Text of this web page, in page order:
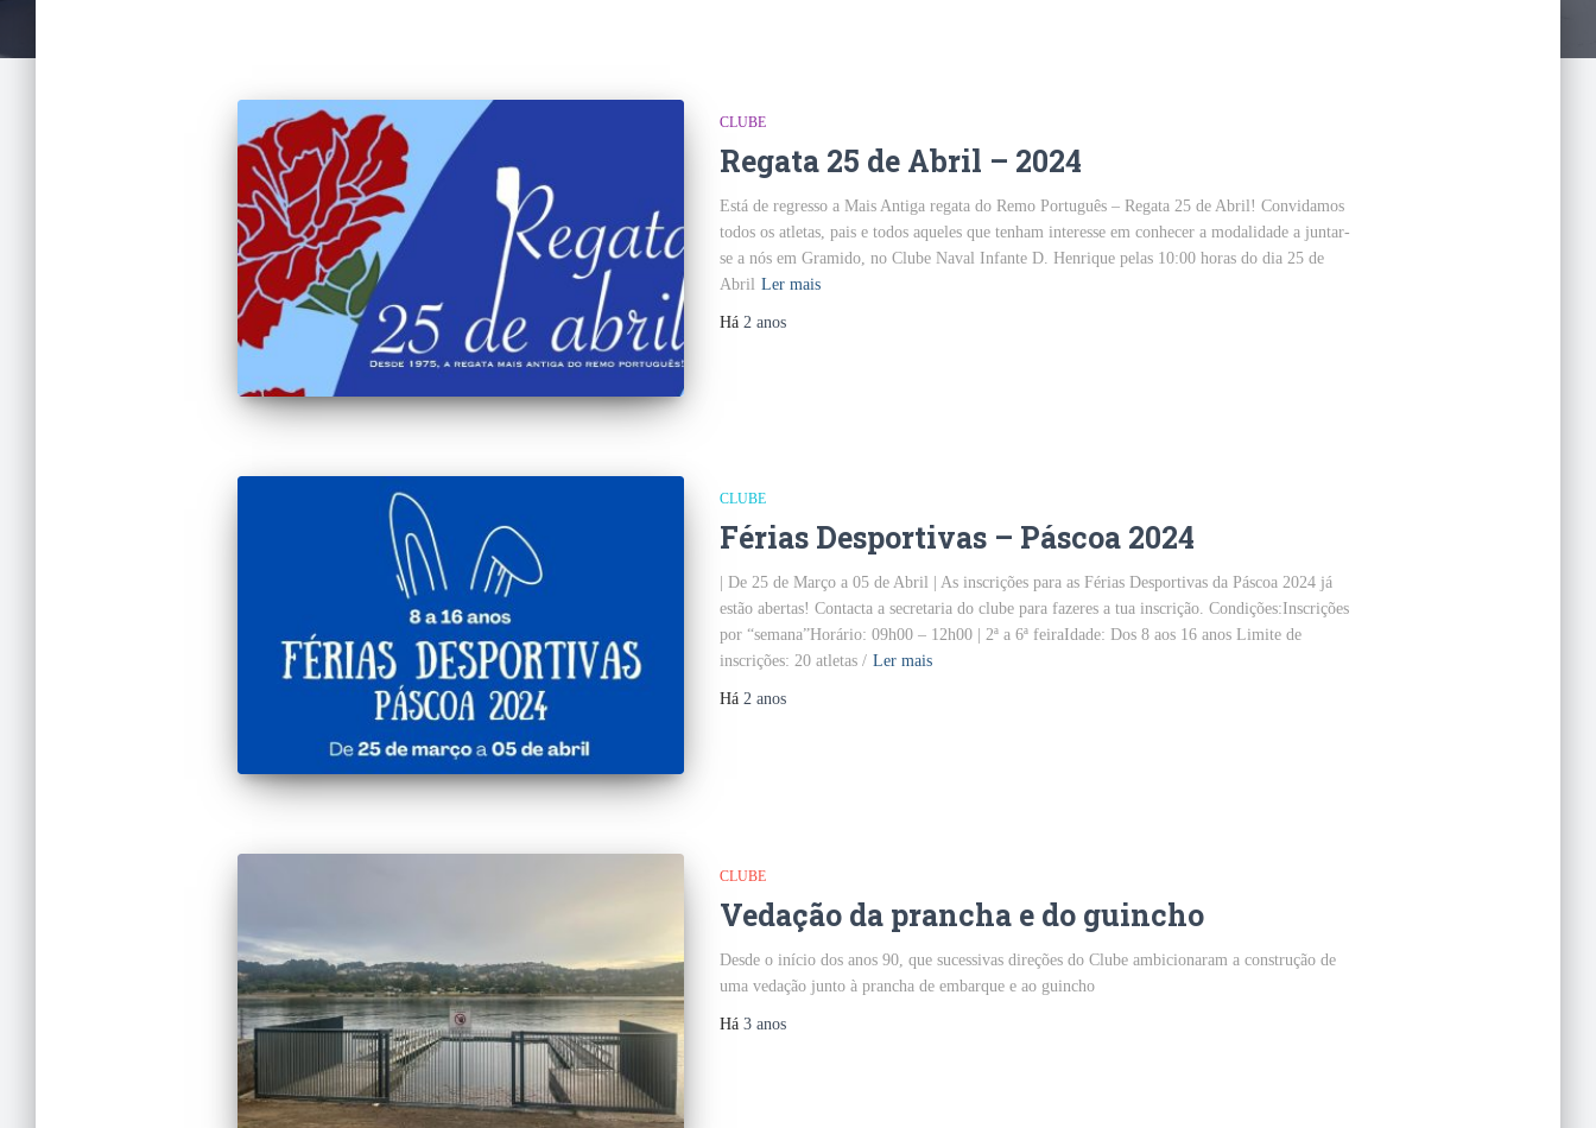
CLUBE
Regata 25 de Abril – 2024
Está de regresso a Mais Antiga regata do Remo Português – Regata 25 de Abril! Convidamos
todos os atletas, pais e todos aqueles que tenham interesse em conhecer a modalidade a juntar-
se a nós em Gramido, no Clube Naval Infante D. Henrique pelas 10:00 horas do dia 25 de
Abril Ler mais
Há 2 anos
CLUBE
Férias Desportivas – Páscoa 2024
| De 25 de Março a 05 de Abril | As inscrições para as Férias Desportivas da Páscoa 2024 já
estão abertas! Contacta a secretaria do clube para fazeres a tua inscrição. Condições:Inscrições
por “semana”Horário: 09h00 – 12h00 | 2ª a 6ª feiraIdade: Dos 8 aos 16 anos Limite de
inscrições: 20 atletas / Ler mais
Há 2 anos
CLUBE
Vedação da prancha e do guincho
Desde o início dos anos 90, que sucessivas direções do Clube ambicionaram a construção de
uma vedação junto à prancha de embarque e ao guincho
Há 3 anos